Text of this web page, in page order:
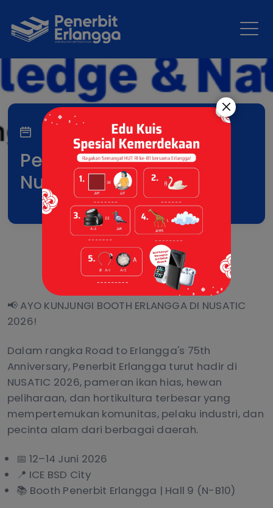
Penerbit Erlangga di
Nusatic 2026
📢 AYO KUNJUNGI BOOTH ERLANGGA DI NUSATIC
2026!
Dalam rangka Road to Erlangga's 75th
Anniversary, Penerbit Erlangga turut hadir di
NUSATIC 2026, pameran ikan hias, hewan
peliharaan, dan hortikultura terbesar yang
mempertemukan komunitas, pelaku industri, dan
pecinta alam dari berbagai daerah.
📅 12–14 Juni 2026
📍 ICE BSD City
📚 Booth Penerbit Erlangga | Hall 9 (N-B10)